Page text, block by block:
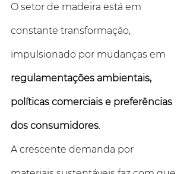
O setor de madeira está em
constante transformação,
impulsionado por mudanças em
regulamentações ambientais,
políticas comerciais e preferências
dos consumidores.
A crescente demanda por